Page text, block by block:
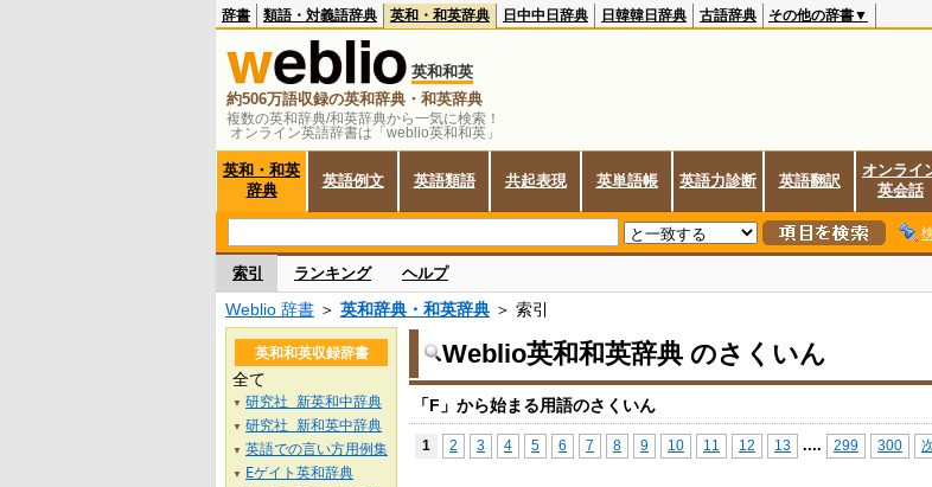
複数の英和辞典/和英辞典から一気に検索！
オンライン英語辞書は「weblio英和和英」
辞書 類語・対義語辞典 英和・和英辞典 日中中日辞典 日韓韓日辞典 古語辞典 その他の辞書▼
英和和英
約506万語収録の英和辞典・和英辞典
英和・和英
辞典
英語例文 英語類語 共起表現 英単語帳 英語力診断 英語翻訳
オンライ
英会話
索引 ランキング ヘルプ
Weblio 辞書 ＞ 英和辞典・和英辞典 ＞ 索引
Weblio英和和英辞典 のさくいん
「F」から始まる用語のさくいん
1 2 3 4 5 6 7 8 9 10 11 12 13 .... 299 300
英和和英収録辞書
全て
▼ 研究社 新英和中辞典
▼ 研究社 新和英中辞典
▼ 英語での言い方用例集
▼ Eゲイト英和辞典